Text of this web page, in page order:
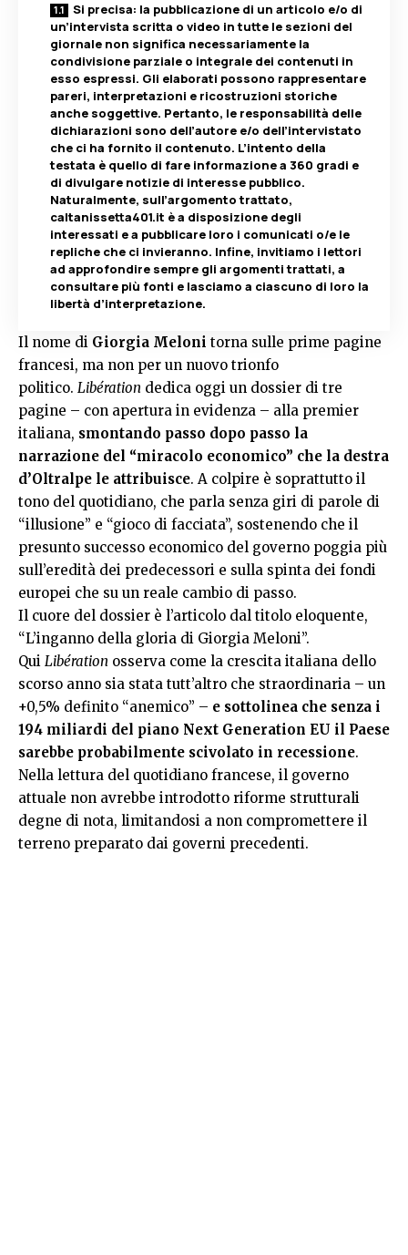
Si precisa: la pubblicazione di un articolo e/o di
un’intervista scritta o video in tutte le sezioni del
giornale non significa necessariamente la
condivisione parziale o integrale dei contenuti in
esso espressi. Gli elaborati possono rappresentare
pareri, interpretazioni e ricostruzioni storiche
anche soggettive. Pertanto, le responsabilità delle
dichiarazioni sono dell’autore e/o dell’intervistato
che ci ha fornito il contenuto. L’intento della
testata è quello di fare informazione a 360 gradi e
di divulgare notizie di interesse pubblico.
Naturalmente, sull’argomento trattato,
caltanissetta401.it è a disposizione degli
interessati e a pubblicare loro i comunicati o/e le
repliche che ci invieranno. Infine, invitiamo i lettori
ad approfondire sempre gli argomenti trattati, a
consultare più fonti e lasciamo a ciascuno di loro la
libertà d’interpretazione.
Il nome di Giorgia Meloni torna sulle prime pagine
francesi, ma non per un nuovo trionfo
politico. Libération dedica oggi un dossier di tre
pagine – con apertura in evidenza – alla premier
italiana, smontando passo dopo passo la
narrazione del “miracolo economico” che la destra
d’Oltralpe le attribuisce. A colpire è soprattutto il
tono del quotidiano, che parla senza giri di parole di
“illusione” e “gioco di facciata”, sostenendo che il
presunto successo economico del governo poggia più
sull’eredità dei predecessori e sulla spinta dei fondi
europei che su un reale cambio di passo.
Il cuore del dossier è l’articolo dal titolo eloquente,
“L’inganno della gloria di Giorgia Meloni”.
Qui Libération osserva come la crescita italiana dello
scorso anno sia stata tutt’altro che straordinaria – un
+0,5% definito “anemico” – e sottolinea che senza i
194 miliardi del piano Next Generation EU il Paese
sarebbe probabilmente scivolato in recessione.
Nella lettura del quotidiano francese, il governo
attuale non avrebbe introdotto riforme strutturali
degne di nota, limitandosi a non compromettere il
terreno preparato dai governi precedenti.